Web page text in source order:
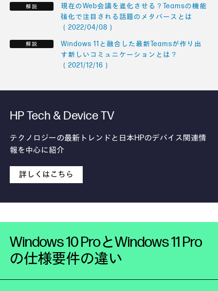
現在のWeb会議を進化させる？Teamsの機能
強化で注目される話題のメタバースとは
（2022/04/08）
Windows 11と融合した最新Teamsが作り出
す新しいコミュニケーションとは？
（2021/12/16）
HP Tech & Device TV
テクノロジーの最新トレンドと日本HPのデバイス関連情
報を中心に紹介
詳しくはこちら
Windows 10 ProとWindows 11 Pro
の仕様要件の違い